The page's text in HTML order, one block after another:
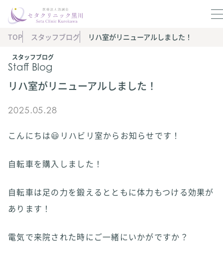
スタッフブログ
Staff Blog
TOP スタッフブログ リハ室がリニューアルしました！
リハ室がリニューアルしました！
2025.05.28
こんにちは😃リハビリ室からお知らせです！
自転車を購入しました！
自転車は足の力を鍛えるとともに体力もつける効果が
あります！
電気で来院された時にご一緒にいかがですか？